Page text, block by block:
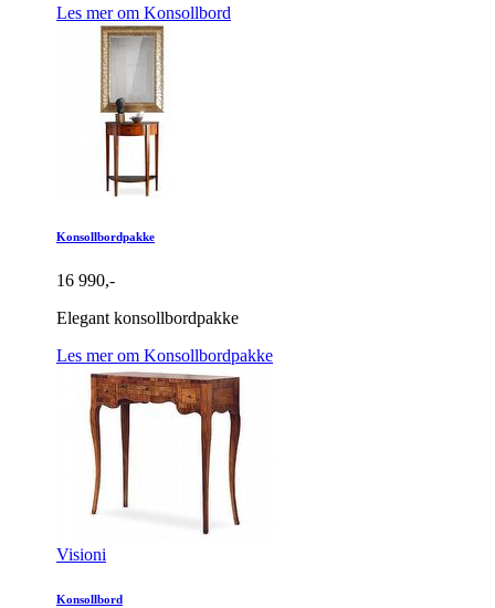
Les mer om Konsollbord
Konsollbordpakke
16 990,-
Elegant konsollbordpakke
Les mer om Konsollbordpakke
Visioni
Konsollbord